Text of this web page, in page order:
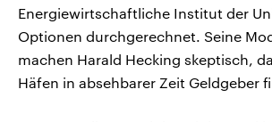
Energiewirtschaftliche Institut der
Optionen durchgerechnet. Seine
machen Harald Hecking skeptisch,
Häfen in absehbarer Zeit Geldgeber